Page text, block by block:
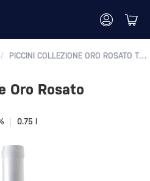
/ PICCINI COLLEZIONE ORO ROSATO TOSCANO IGT
0.75 l
Oro Rosato